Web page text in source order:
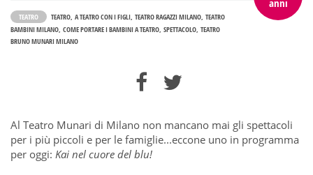
anni
TEATRO TEATRO A TEATRO CON I FIGLI TEATRO RAGAZZI MILANO TEATRO
BAMBINI MILANO COME PORTARE I BAMBINI A TEATRO SPETTACOLO TEATRO
BRUNO MUNARI MILANO
Al Teatro Munari di Milano non mancano mai gli spettacoli
per i più piccoli e per le famiglie...eccone uno in programma
per oggi: Kai nel cuore del blu!